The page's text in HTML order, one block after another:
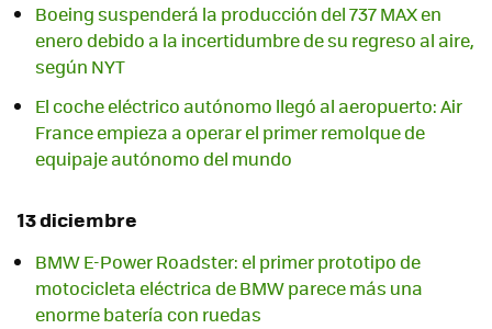
Boeing suspenderá la producción del 737 MAX en
enero debido a la incertidumbre de su regreso al aire,
según NYT
El coche eléctrico autónomo llegó al aeropuerto: Air
France empieza a operar el primer remolque de
equipaje autónomo del mundo
13 diciembre
BMW E-Power Roadster: el primer prototipo de
motocicleta eléctrica de BMW parece más una
enorme batería con ruedas